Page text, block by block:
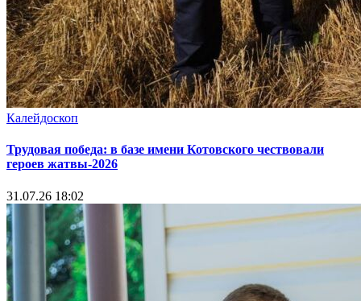
Калейдоскоп
Трудовая победа: в базе имени Котовского чествовали
героев жатвы-2026
31.07.26 18:02